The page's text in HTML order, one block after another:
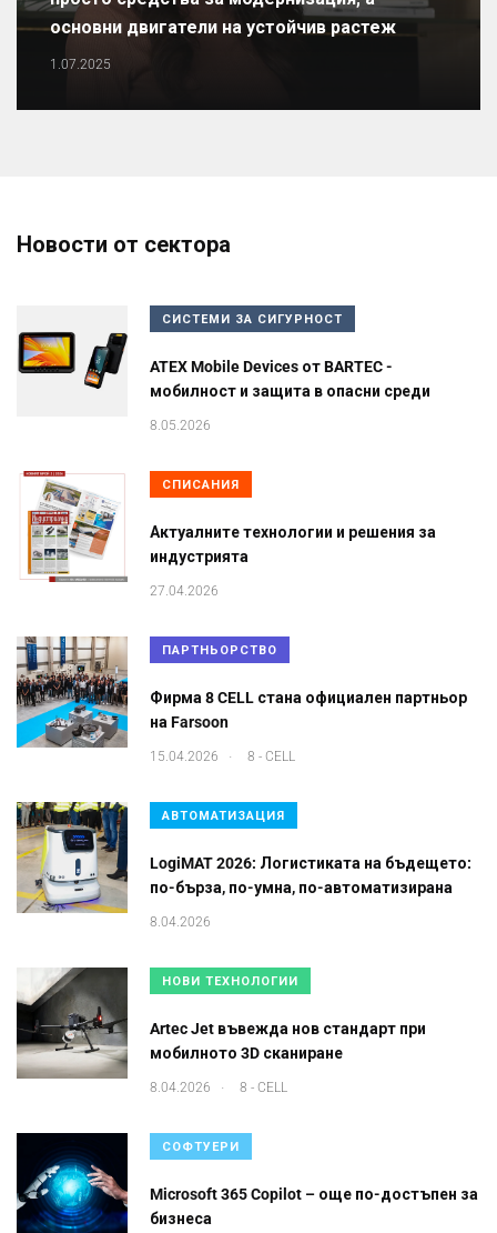
основни двигатели на устойчив растеж
1.07.2025
Новости от сектора
СИСТЕМИ ЗА СИГУРНОСТ
ATEX Mobile Devices от BARTEC -
мобилност и защита в опасни среди
8.05.2026
СПИСАНИЯ
Актуалните технологии и решения за
индустрията
27.04.2026
ПАРТНЬОРСТВО
Фирма 8 CELL стана официален партньор
на Farsoon
15.04.2026 . 8 - CELL
АВТОМАТИЗАЦИЯ
LogiMAT 2026: Логистиката на бъдещето:
по-бърза, по-умна, по-автоматизирана
8.04.2026
НОВИ ТЕХНОЛОГИИ
Artec Jet въвежда нов стандарт при
мобилното 3D сканиране
8.04.2026 . 8 - CELL
СОФТУЕРИ
Microsoft 365 Copilot – още по-достъпен за
бизнеса